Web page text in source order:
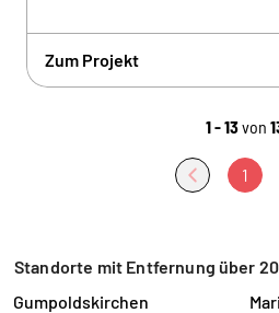
Zum Projekt
1 - 13von
1
Standorte mit Entfernung über
Gumpoldskirchen